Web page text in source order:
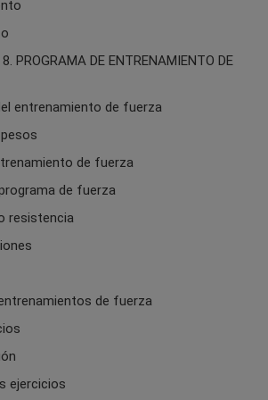
PROGRAMA DE ENTRENAMIENTO DE
entrenamiento de fuerza
de fuerza
de fuerza
resistencia
de fuerza
ejercicios